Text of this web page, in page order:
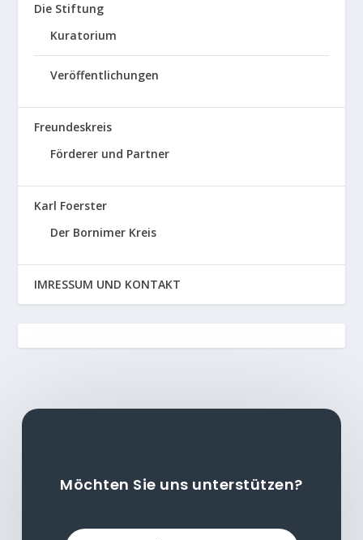
Die Stiftung
Kuratorium
Veröffentlichungen
Freundeskreis
Förderer und Partner
Karl Foerster
Der Bornimer Kreis
IMRESSUM UND KONTAKT
Möchten Sie uns unterstützen?